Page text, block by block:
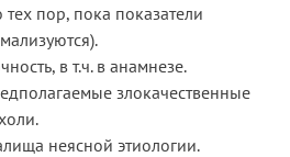
пор, пока показатели
в т.ч. в анамнезе.
злокачественные
неясной этиологии.